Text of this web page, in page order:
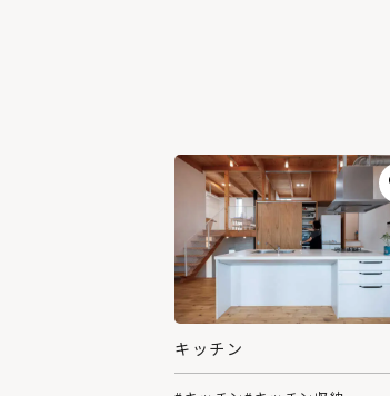
キッチン